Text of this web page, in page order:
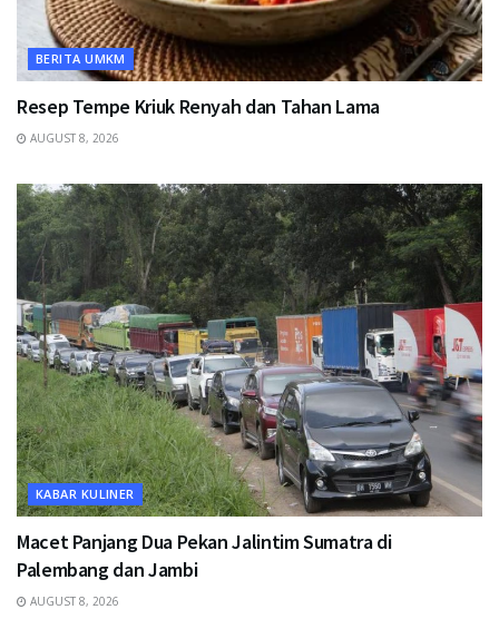
BERITA UMKM
Resep Tempe Kriuk Renyah dan Tahan Lama
AUGUST 8, 2026
KABAR KULINER
Macet Panjang Dua Pekan Jalintim Sumatra di
Palembang dan Jambi
AUGUST 8, 2026